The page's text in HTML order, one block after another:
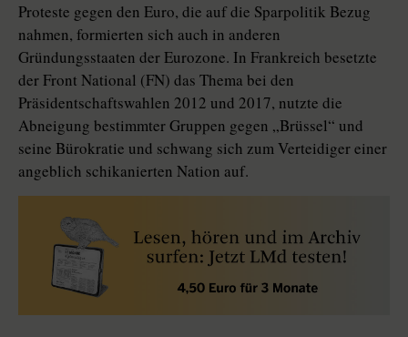
Proteste gegen den Euro, die auf die Sparpolitik Bezug
nahmen, formierten sich auch in anderen
Gründungsstaaten der Eurozone. In Frankreich besetzte
der Front National (FN) das Thema bei den
Präsidentschaftswahlen 2012 und 2017, nutzte die
Abneigung bestimmter Gruppen gegen „Brüssel“ und
seine Bürokratie und schwang sich zum Verteidiger einer
angeblich schikanierten Nation auf.